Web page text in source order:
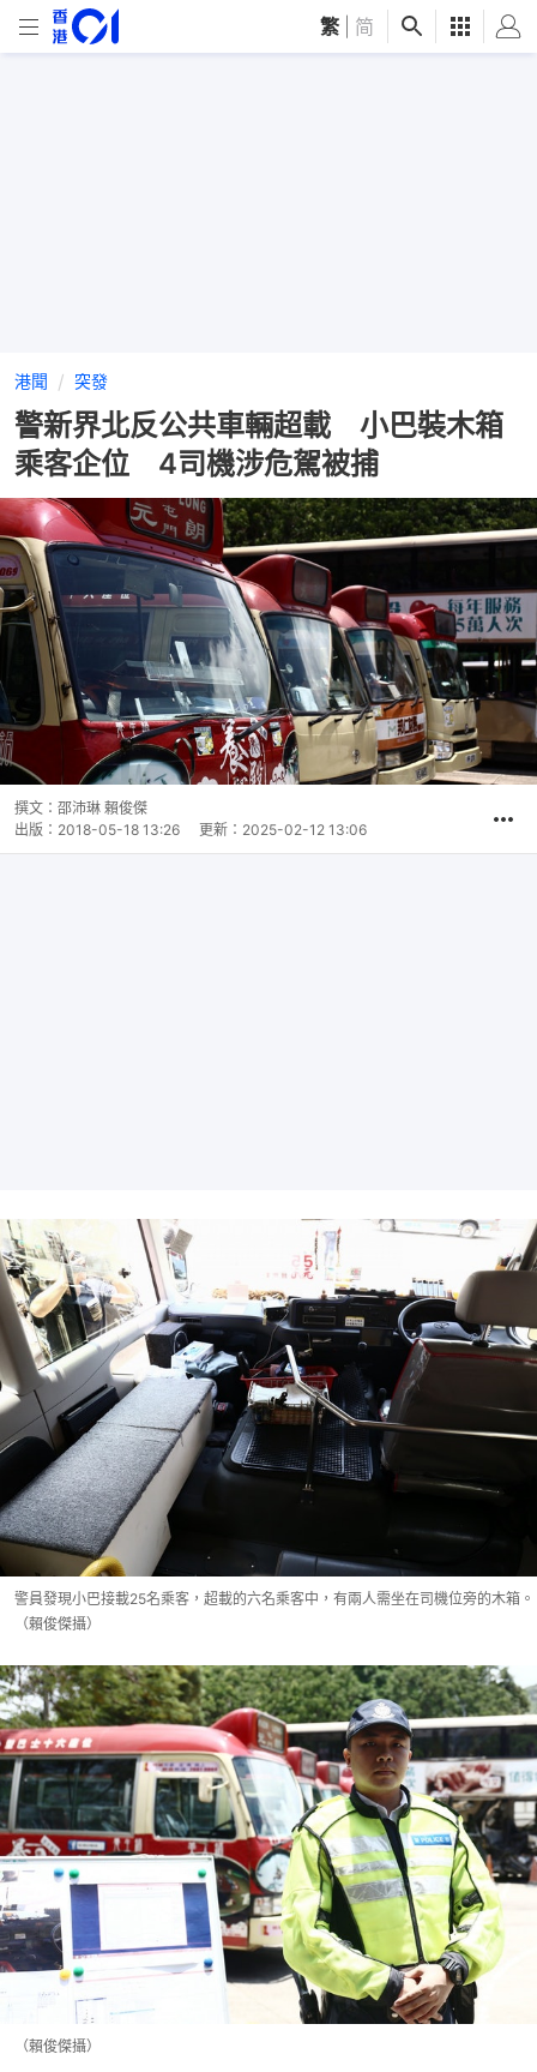
繁 简
港聞 突發
警新界北反公共車輛超載 小巴裝木箱
乘客企位 4司機涉危駕被捕
撰文： 邵沛琳 賴俊傑
出版： 2018-05-18 13:26 更新： 2025-02-12 13:06
警員發現小巴接載25名乘客，超載的六名乘客中，有兩人需坐在司機位旁的木箱。
（賴俊傑攝）
（賴俊傑攝）